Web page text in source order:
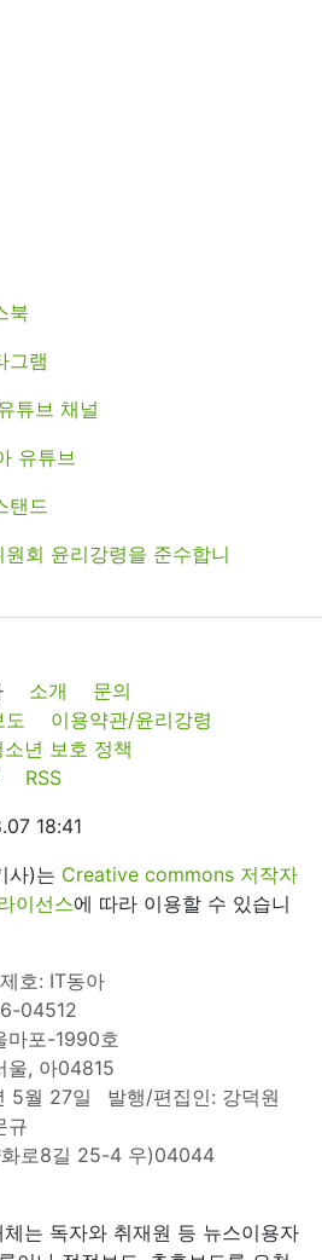
소개
문의
이용약관/윤리강령
소년 보호 정책
RSS
18:41
사)는 Creative commons 저작자
이선스에 따라 이용할 수 있습니
제호: IT동아
04512
마포-1990호
울, 아04815
5월 27일
발행/편집인: 강덕원
규
화로8길 25-4 우)04044
체는 독자와 취재원 등 뉴스이용자